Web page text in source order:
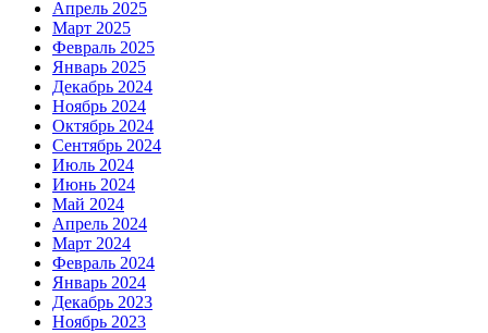
Апрель 2025
Март 2025
Февраль 2025
Январь 2025
Декабрь 2024
Ноябрь 2024
Октябрь 2024
Сентябрь 2024
Июль 2024
Июнь 2024
Май 2024
Апрель 2024
Март 2024
Февраль 2024
Январь 2024
Декабрь 2023
Ноябрь 2023